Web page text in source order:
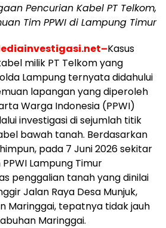
Pencurian Kabel PT Telkom,
Tim PPWI di Lampung Timur
Kasus
milik PT Telkom yang
Lampung ternyata didahului
lapangan yang diperoleh
Warga Indonesia (PPWI)
investigasi di sejumlah titik
bawah tanah. Berdasarkan
pada 7 Juni 2026 sekitar
PPWI Lampung Timur
penggalian tanah yang dinilai
Jalan Raya Desa Munjuk,
Maringgai, tepatnya tidak jauh
Maringgai.